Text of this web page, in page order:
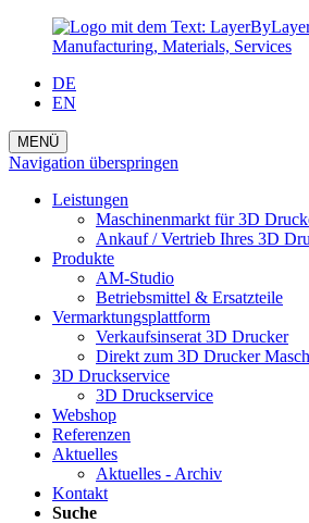
DE
EN
MENÜ
Navigation überspringen
Leistungen
Maschinenmarkt für 3D
Ankauf / Vertrieb Ihres 3D
Produkte
AM-Studio
Betriebsmittel & Ersatzteile
Vermarktungsplattform
Verkaufsinserat 3D Drucker
Direkt zum 3D Drucker
3D Druckservice
3D Druckservice
Webshop
Referenzen
Aktuelles
Aktuelles - Archiv
Kontakt
Suche